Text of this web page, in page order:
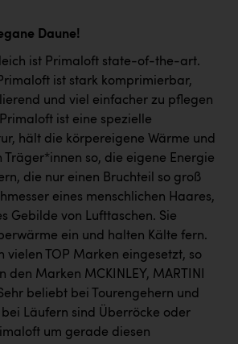
Daune!
ist Primaloft state-of-the-art.
ist stark komprimierbar,
und viel einfacher zu pflegen
ist eine spezielle
hält die körpereigene Wärme und
Träger*innen so, die eigene Energie
die nur einen Bruchteil so groß
eines menschlichen Haares,
Gebilde von Lufttaschen. Sie
ein und halten Kälte fern.
vielen TOP Marken eingesetzt, so
den Marken MCKINLEY, MARTINI
beliebt bei Tourengehern und
Läufern sind Überröcke oder
um gerade diesen